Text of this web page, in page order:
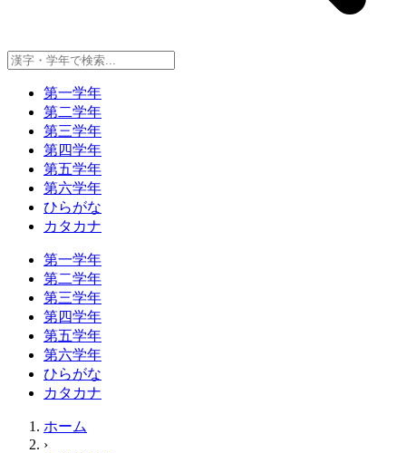
第一学年
第二学年
第三学年
第四学年
第五学年
第六学年
ひらがな
カタカナ
第一学年
第二学年
第三学年
第四学年
第五学年
第六学年
ひらがな
カタカナ
ホーム
›